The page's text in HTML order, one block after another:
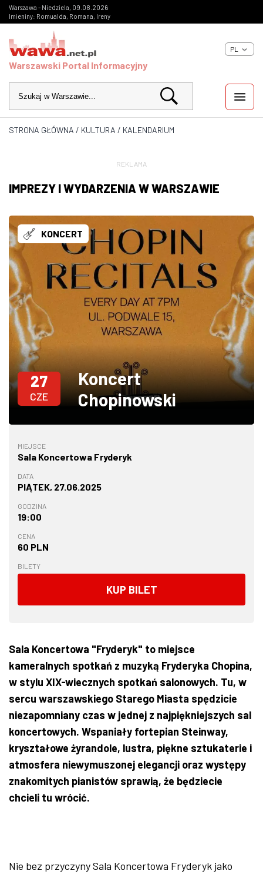
Warszawa - Niedziela, 09.08.2026
Imieniny: Romualda, Romana, Ireny
Warszawski Portal Informacyjny
PL
WIADOMOŚCI
IMPREZY
KULTURA
ZDJĘCIA
W WARSZAWIE
MARKETPLACE
STRONA GŁÓWNA / KULTURA / KALENDARIUM
REKLAMA
IMPREZY I WYDARZENIA W WARSZAWIE
KONCERT
27
CZE
Koncert
Chopinowski
MIEJSCE
Sala Koncertowa Fryderyk
DATA
PIĄTEK, 27.06.2025
GODZINA
19:00
CENA
60 PLN
BILETY
KUP BILET
Sala Koncertowa "Fryderyk" to miejsce
kameralnych spotkań z muzyką Fryderyka Chopina,
w stylu XIX-wiecznych spotkań salonowych. Tu, w
sercu warszawskiego Starego Miasta spędzicie
niezapomniany czas w jednej z najpiękniejszych sal
koncertowych. Wspaniały fortepian Steinway,
kryształowe żyrandole, lustra, piękne sztukaterie i
atmosfera niewymuszonej elegancji oraz występy
znakomitych pianistów sprawią, że będziecie
chcieli tu wrócić.
Nie bez przyczyny Sala Koncertowa Fryderyk jako